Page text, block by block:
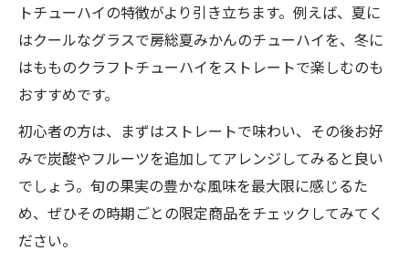
トチューハイの特徴がより引き立ちます。例えば、夏に
はクールなグラスで房総夏みかんのチューハイを、冬に
はもものクラフトチューハイをストレートで楽しむのも
おすすめです。
初心者の方は、まずはストレートで味わい、その後お好
みで炭酸やフルーツを追加してアレンジしてみると良い
でしょう。旬の果実の豊かな風味を最大限に感じるた
め、ぜひその時期ごとの限定商品をチェックしてみてく
ださい。